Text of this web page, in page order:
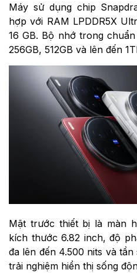
Máy sử dụng chip
hợp với RAM LPDDR5X
16 GB. Bộ nhớ trong
256GB, 512GB và lên đến
Mặt trước thiết bị là màn
kích thước 6.82 inch, độ
đa lên đến 4.500 nits và
trải nghiệm hiển thị sống